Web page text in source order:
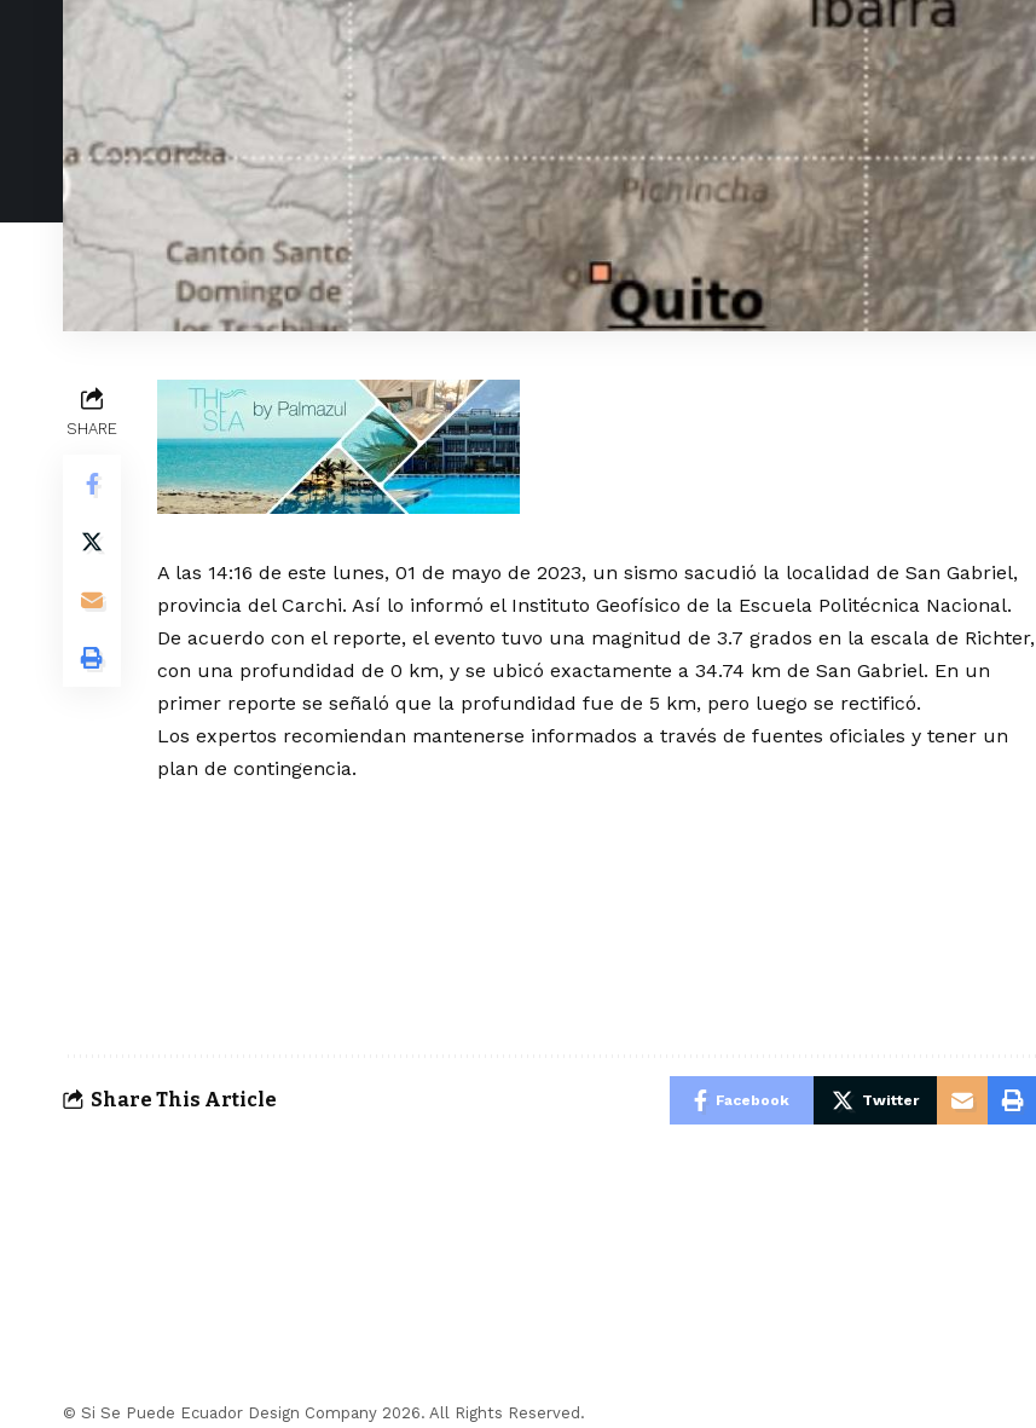
SHARE
A las 14:16 de este lunes, 01 de mayo de 2023, un sismo sacudió la localidad de San Gabriel,
provincia del Carchi. Así lo informó el Instituto Geofísico de la Escuela Politécnica Nacional.
De acuerdo con el reporte, el evento tuvo una magnitud de 3.7 grados en la escala de Richter,
con una profundidad de 0 km, y se ubicó exactamente a 34.74 km de San Gabriel. En un
primer reporte se señaló que la profundidad fue de 5 km, pero luego se rectificó.
Los expertos recomiendan mantenerse informados a través de fuentes oficiales y tener un
plan de contingencia.
Share This Article Facebook Twitter
© Si Se Puede Ecuador Design Company 2026. All Rights Reserved.